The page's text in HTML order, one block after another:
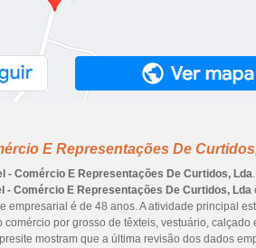
E Representações De
- Comércio E Representações De Curtidos, Lda
- Comércio E Representações De Curtidos, Lda
empresarial é de 48 anos. A atividade principal
por grosso de têxteis, vestuário, calçado
mostram que a última revisão dos dados